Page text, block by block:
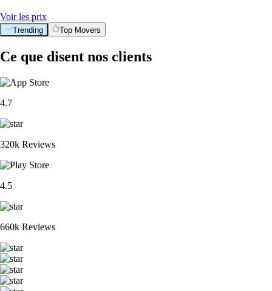
Voir les prix
Trending Top Movers
Ce que disent nos clients
4.7
320k Reviews
4.5
660k Reviews